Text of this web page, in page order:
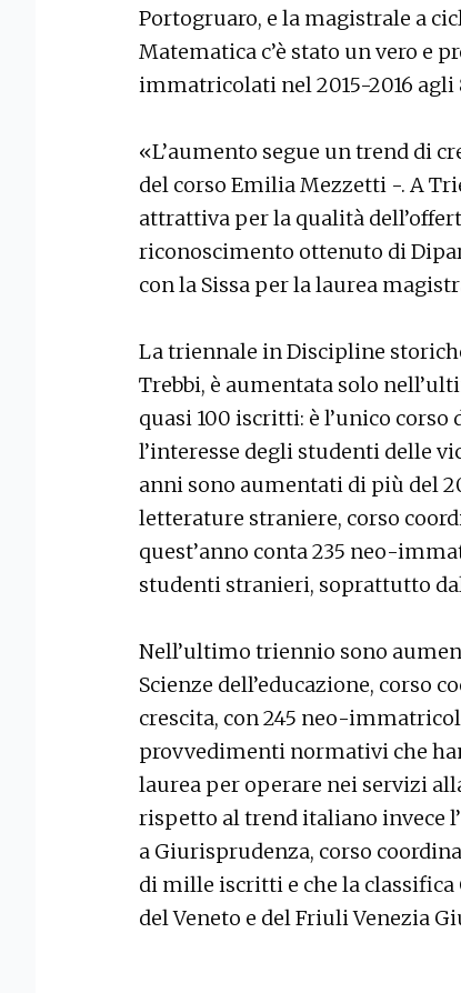
Portogruaro, e la magistrale a
Matematica c’è stato un vero e
immatricolati nel 2015-2016 agli
«L’aumento segue un trend di
del corso Emilia Mezzetti -. A
attrattiva per la qualità
riconoscimento ottenuto di
con la Sissa per la laurea
La triennale in Discipline
Trebbi, è aumentata solo
quasi 100 iscritti: è l’unico
l’interesse degli studenti delle
anni sono aumentati di più del
letterature straniere, corso
quest’anno conta 235 neo-
studenti stranieri, soprattutto
Nell’ultimo triennio sono
Scienze dell’educazione, corso
crescita, con 245 neo-
provvedimenti normativi che
laurea per operare nei servizi
rispetto al trend italiano invece
a Giurisprudenza, corso
di mille iscritti e che la classifica
del Veneto e del Friuli Venezia